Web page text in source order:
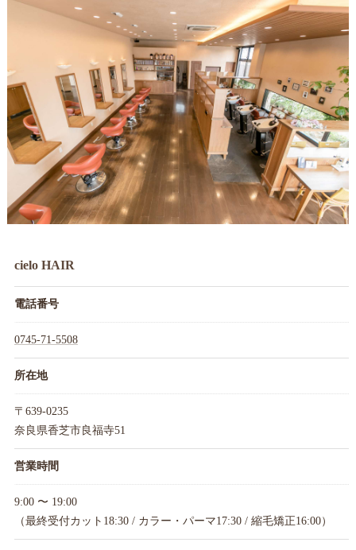
cielo HAIR
電話番号
0745-71-5508
所在地
〒639-0235
奈良県香芝市良福寺51
営業時間
9:00 〜 19:00
（最終受付カット18:30 / カラー・パーマ17:30 / 縮毛矯正16:00）